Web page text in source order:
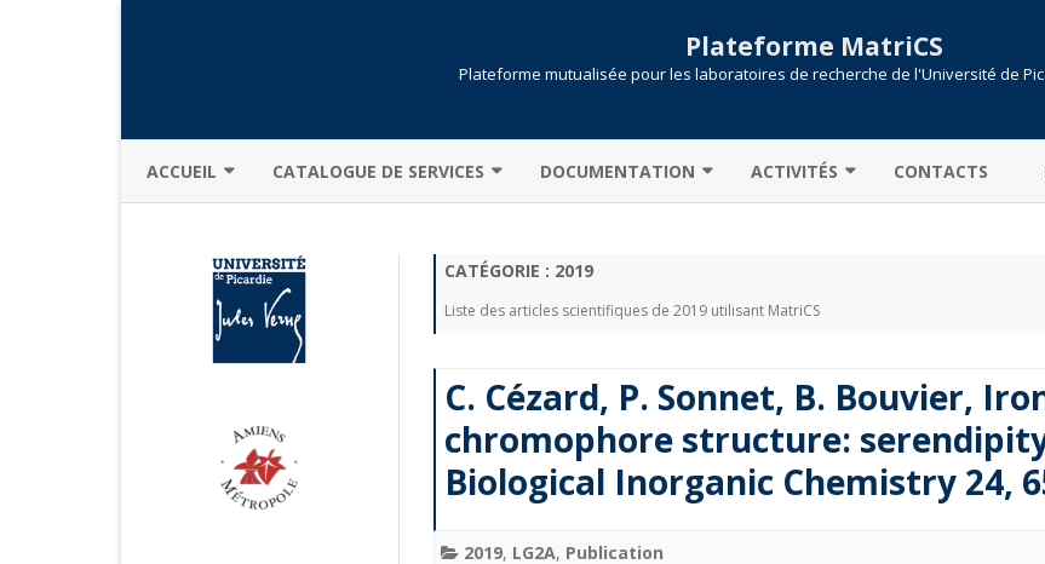
Plateforme MatriCS
Plateforme mutualisée pour les laboratoires de recherche de l'Université de
to
ACCUEIL
ACTUALITÉS
MOINS POUR PLUS
MENTIONS LÉGALES
CATALOGUE DE SERVICES
FORMATIONS
OUVERTURE DE COMPTE
DOCUMENTATION
TRANSFERT DE DONNÉES
PARTITIONS / FILES D’ATTENTE
ENVIRONNEMENT MODULE
MATLAB : LICENCE CAMPUS
ACTIVITÉS CONTACTS
CATÉGORIE : 2019
Liste des articles scientifiques de 2019 utilisant MatriCS
C. Cézard, P. Sonnet, B. Bouvier,
chromophore structure:
Biological Inorganic Chemistry 24,
2019, LG2A, Publication